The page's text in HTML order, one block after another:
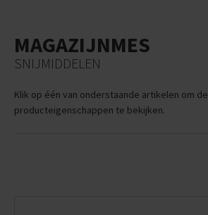
MAGAZIJNMES
SNIJMIDDELEN
Klik op één van onderstaande artikelen om de
producteigenschappen te bekijken.